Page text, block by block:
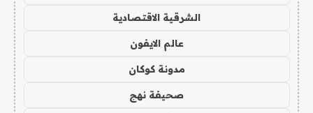
الشرقية الاقتصادية
عالم الايفون
مدونة كوكان
صحيفة نهج